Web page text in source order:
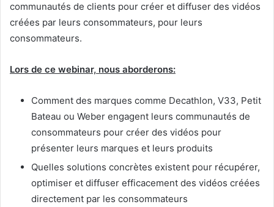
communautés de clients pour créer et diffuser des vidéos
créées par leurs consommateurs, pour leurs
consommateurs.
Lors de ce webinar, nous aborderons:
Comment des marques comme Decathlon, V33, Petit
Bateau ou Weber engagent leurs communautés de
consommateurs pour créer des vidéos pour
présenter leurs marques et leurs produits
Quelles solutions concrètes existent pour récupérer,
optimiser et diffuser efficacement des vidéos créées
directement par les consommateurs